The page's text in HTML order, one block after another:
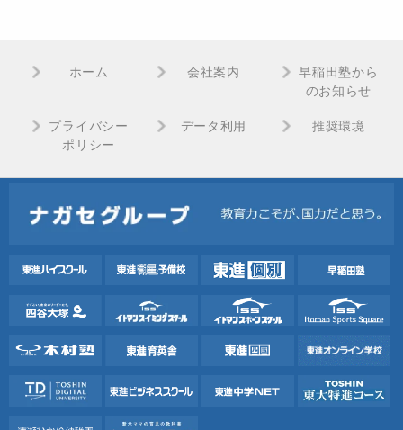
ホーム 会社案内
早稲田塾から
のお知らせ
プライバシー
ポリシー
データ利用 推奨環境